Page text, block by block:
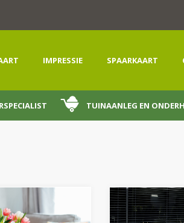
IMPRESSIE SPAARKAART
TUINAANLEG EN